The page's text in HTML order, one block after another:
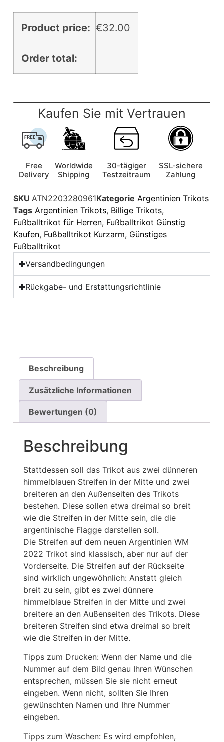
Product price: €32.00
Order total:
Kaufen Sie mit Vertrauen
Free
Delivery
Worldwide
Shipping
30-tägiger
Testzeitraum
SSL-sichere
Zahlung
SKU ATN2203280961Kategorie Argentinien Trikots
Tags Argentinien Trikots, Billige Trikots,
Fußballtrikot für Herren, Fußballtrikot Günstig
Kaufen, Fußballtrikot Kurzarm, Günstiges
Fußballtrikot
Versandbedingungen
Rückgabe- und Erstattungsrichtlinie
Beschreibung
Zusätzliche Informationen
Bewertungen (0)
Beschreibung
Stattdessen soll das Trikot aus zwei dünneren
himmelblauen Streifen in der Mitte und zwei
breiteren an den Außenseiten des Trikots
bestehen. Diese sollen etwa dreimal so breit
wie die Streifen in der Mitte sein, die die
argentinische Flagge darstellen soll.
Die Streifen auf dem neuen Argentinien WM
2022 Trikot sind klassisch, aber nur auf der
Vorderseite. Die Streifen auf der Rückseite
sind wirklich ungewöhnlich: Anstatt gleich
breit zu sein, gibt es zwei dünnere
himmelblaue Streifen in der Mitte und zwei
breitere an den Außenseiten des Trikots. Diese
breiteren Streifen sind etwa dreimal so breit
wie die Streifen in der Mitte.
Tipps zum Drucken: Wenn der Name und die
Nummer auf dem Bild genau Ihren Wünschen
entsprechen, müssen Sie sie nicht erneut
eingeben. Wenn nicht, sollten Sie Ihren
gewünschten Namen und Ihre Nummer
eingeben.
Tipps zum Waschen: Es wird empfohlen,